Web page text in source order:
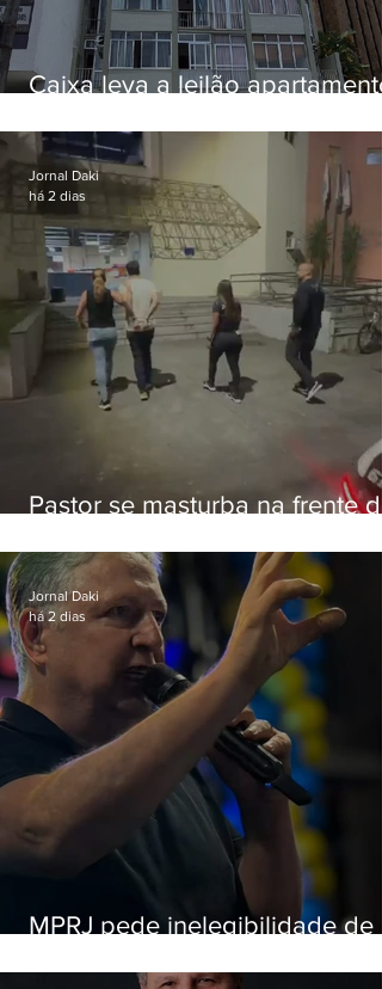
Caixa leva a leilão apartamento
Botafogo
Pastor se masturba na frente de
Jornal Daki
há 2 dias
MPRJ pede inelegibilidade de
Jornal Daki
há 2 dias